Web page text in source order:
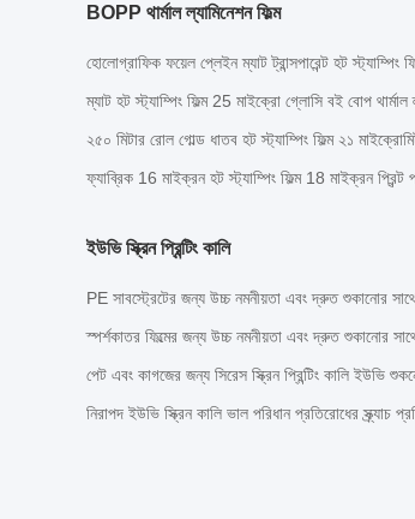
BOPP থার্মাল ল্যামিনেশন ফিল্ম
হোলোগ্রাফিক ফয়েল প্লেইন ম্যাট ট্রান্সপারেন্ট হট স্ট্যাম্পিং
ম্যাট হট স্ট্যাম্পিং ফিল্ম 25 মাইক্রো গ্লোসি বই বোপ থার্মাল
২৫০ মিটার রোল গোল্ড ধাতব হট স্ট্যাম্পিং ফিল্ম ২১
ফ্যাব্রিক 16 মাইক্রন হট স্ট্যাম্পিং ফিল্ম 18 মাইক্রন
ইউভি স্ক্রিন প্রিন্টিং কালি
PE সাবস্ট্রেটের জন্য উচ্চ নমনীয়তা এবং দ্রুত শুকানোর সাথে
স্পর্শকাতর ফিল্মের জন্য উচ্চ নমনীয়তা এবং দ্রুত শুকানোর সাথে
পেট এবং কাগজের জন্য সিরেস স্ক্রিন প্রিন্টিং কালি ইউভি
নিরাপদ ইউভি স্ক্রিন কালি ভাল পরিধান প্রতিরোধের